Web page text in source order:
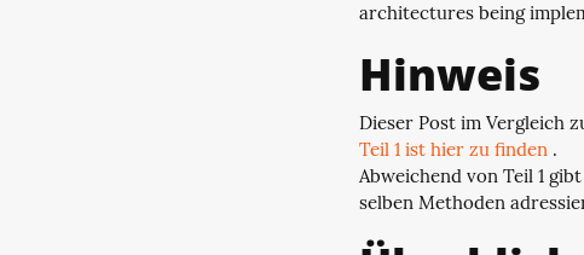
architectures being
Hinweis
Dieser Post im Vergleich
Teil 1 ist hier zu finden .
Abweichend von Teil 1
selben Methoden